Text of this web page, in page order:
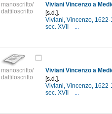
manoscritto/
dattiloscritto
Viviani Vincenzo a
[s.d.].
Viviani, Vincenzo,
sec. XVII
...
manoscritto/
dattiloscritto
Viviani Vincenzo a
[s.d.].
Viviani, Vincenzo,
sec. XVII
...